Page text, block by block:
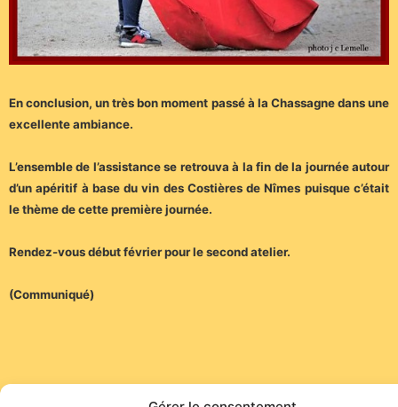
En conclusion, un très bon moment passé à la Chassagne dans une
excellente ambiance.
L’ensemble de l’assistance se retrouva à la fin de la journée autour
d’un apéritif à base du vin des Costières de Nîmes puisque c’était
le thème de cette première journée.
Rendez-vous début février pour le second atelier.
(Communiqué)